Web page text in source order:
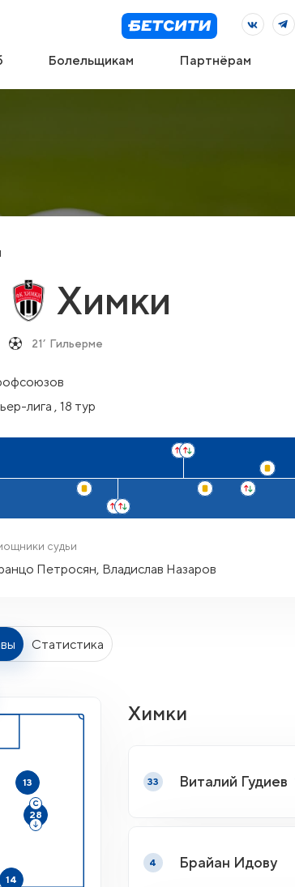
Болельщикам Партнёрам
Химки
21’ Гильерме
лига , 18 тур
судьи
Петросян, Владислав Назаров
Статистика
13
28
14
Химки
33 Виталий Гудиев
4 Брайан Идову